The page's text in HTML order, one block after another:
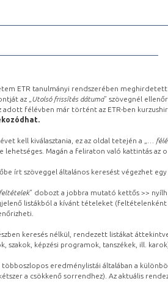
ETR tanulmányi rendszerében
az „ Utolsó frissítés dátuma” szövegnél
adott félévben már történt az ETR-ben
kell kiválasztania, ez az oldal tetején a „
…
lehetséges. Magán a feliraton való kattintás az
írt szöveggel általános keresést végezhet
” dobozt a jobbra mutató kettős >>
listákból a kívánt tételeket (feltételenként
keresés nélkül, rendezett listákat
szakok, képzési programok, tanszékek, ill.
többoszlopos eredménylistái általában a
a csökkenő sorrendhez). Az aktuális